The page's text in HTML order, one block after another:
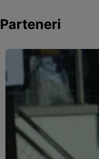
Parteneri